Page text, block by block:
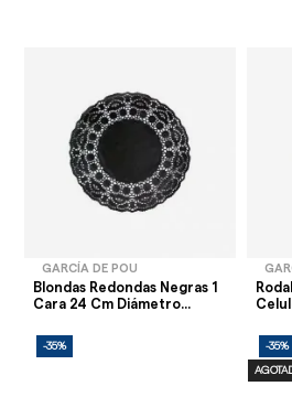
GARCÍA DE POU
Blondas Redondas Negras 1
Cara 24 Cm Diámetro...
-35% -35%